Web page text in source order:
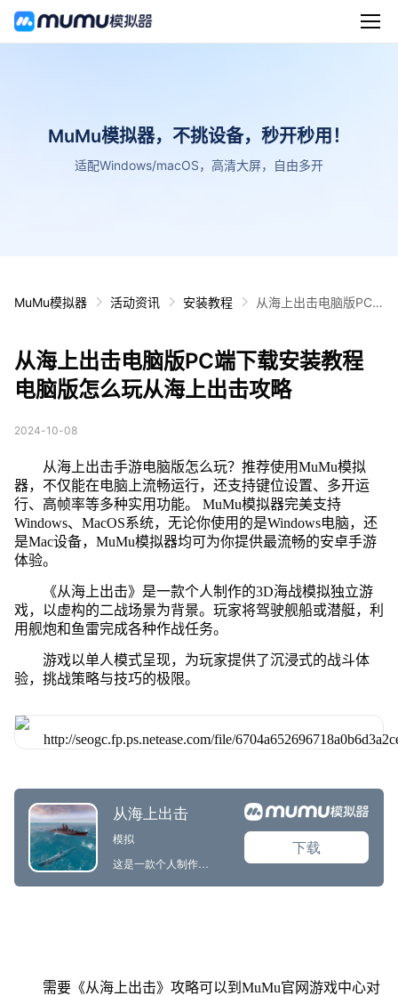
MuMu模拟器，不挑设备，秒开秒用！
适配Windows/macOS，高清大屏，自由多开
MuMu模拟器 活动资讯 安装教程
从海上出击电脑版PC
从海上出击电脑版PC端下载安装教程
电脑版怎么玩从海上出击攻略
2024-10-08
从海上出击手游电脑版怎么玩？推荐使用MuMu模拟
器，不仅能在电脑上流畅运行，还支持键位设置、多开运
行、高帧率等多种实用功能。 MuMu模拟器完美支持
Windows、MacOS系统，无论你使用的是Windows电脑，还
是Mac设备，MuMu模拟器均可为你提供最流畅的安卓手游
体验。
《从海上出击》是一款个人制作的3D海战模拟独立游
戏，以虚构的二战场景为背景。玩家将驾驶舰船或潜艇，利
用舰炮和鱼雷完成各种作战任务。
游戏以单人模式呈现，为玩家提供了沉浸式的战斗体
验，挑战策略与技巧的极限。
需要《从海上出击》攻略可以到MuMu官网游戏中心对